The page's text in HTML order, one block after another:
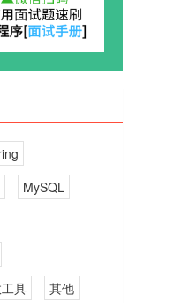
MySQL
具
其他